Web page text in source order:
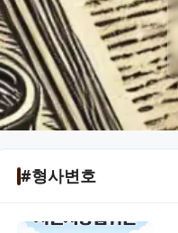
#형사변호